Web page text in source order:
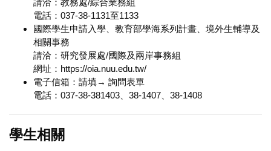
電話：037-38-1131至1133
國際學生申請入學、教育部學海系列計畫、境外生輔導及
相關事務
請洽：研究發展處/國際及兩岸事務組
網址： https://oia.nuu.edu.tw/
電子信箱：請填→ 詢問表單
電話：037-38-381403、38-1407、38-1408
學生相關